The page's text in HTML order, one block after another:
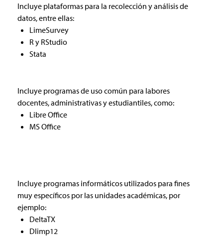
Incluye plataformas para la recolección y análisis de
datos, entre ellas:
LimeSurvey
R y RStudio
Stata
Incluye programas de uso común para labores
docentes, administrativas y estudiantiles, como:
Libre Office
MS Office
Incluye programas informáticos utilizados para fines
muy específicos por las unidades académicas, por
ejemplo:
DeltaTX
Dlimp12